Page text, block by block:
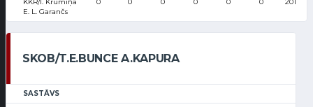
KKR/I. Krūmiņa
E. L. Garančs
0 0 0 0 0 0 201
SKOB/T.E.BUNCE A.KAPURA
SASTĀVS